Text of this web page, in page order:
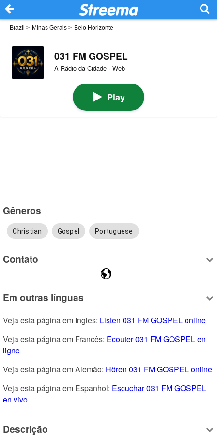
Brazil > Minas Gerais > Belo Horizonte
031 FM GOSPEL
A Rádio da Cidade · Web
Play
Gêneros
Christian Gospel Portuguese
Contato
Em outras línguas
Veja esta página em Inglês: Listen 031 FM GOSPEL online
Veja esta página em Francês: Ecouter 031 FM GOSPEL en
ligne
Veja esta página em Alemão: Hören 031 FM GOSPEL online
Veja esta página em Espanhol: Escuchar 031 FM GOSPEL
en vivo
Descrição